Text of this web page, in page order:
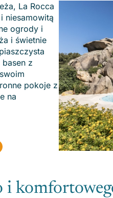
La Rocca
niesamowitą
ogrody i
i świetnie
z
pokoje z
na
i